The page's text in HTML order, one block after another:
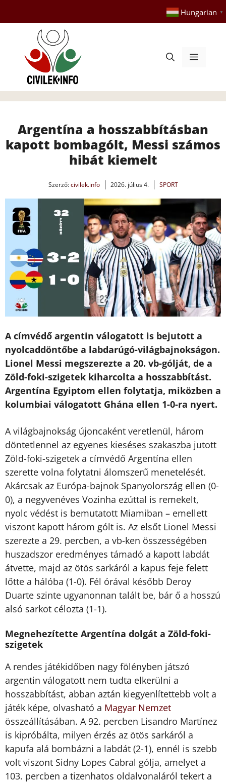
tartalomba
Hungarian ▼
Menü
Argentína a hosszabbításban
kapott bombagólt, Messi számos
hibát kiemelt
Szerző:civilek.info 2026. július 4. SPORT
A címvédő argentin válogatott is bejutott a
nyolcaddöntőbe a labdarúgó-világbajnokságon.
Lionel Messi megszerezte a 20. vb-gólját, de a
Zöld-foki-szigetek kiharcolta a hosszabbítást.
Argentína Egyiptom ellen folytatja, miközben a
kolumbiai válogatott Ghána ellen 1-0-ra nyert.
A világbajnokság újoncaként veretlenül, három
döntetlennel az egyenes kieséses szakaszba jutott
Zöld-foki-szigetek a címvédő Argentína ellen
szerette volna folytatni álomszerű menetelését.
Akárcsak az Európa-bajnok Spanyolország ellen (0-
0), a negyvenéves Vozinha ezúttal is remekelt,
nyolc védést is bemutatott Miamiban – emellett
viszont kapott három gólt is. Az elsőt Lionel Messi
szerezte a 29. percben, a vb-ken összességében
huszadszor eredményes támadó a kapott labdát
átvette, majd az ötös sarkáról a kapus feje felett
lőtte a hálóba (1-0). Fél órával később Deroy
Duarte szinte ugyanonnan talált be, bár ő a hosszú
alsó sarkot célozta (1-1).
Megnehezítette Argentína dolgát a Zöld-foki-
szigetek
A rendes játékidőben nagy fölényben játszó
argentin válogatott nem tudta elkerülni a
hosszabbítást, abban aztán kiegyenlítettebb volt a
játék képe, olvasható a Magyar Nemzet
összeállításában. A 92. percben Lisandro Martínez
is kipróbálta, milyen érzés az ötös sarkáról a
kapufa alá bombázni a labdát (2-1), ennél is szebb
volt viszont Sidny Lopes Cabral gólja, amelyet a
103. percben a tizenhatos oldalvonaláról tekert a